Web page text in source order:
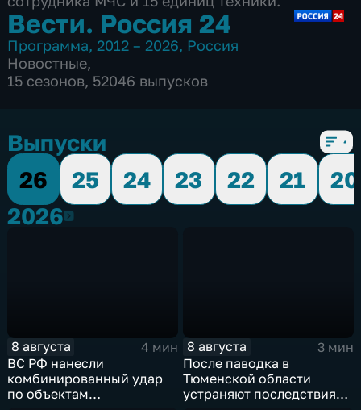
Вести. Россия 24
Программа, 2012 – 2026, Россия
Новостные,
15 сезонов, 52046 выпусков
Выпуски
26
25 24 23 22 21
20
20262026
8 августа
4 мин
ВС РФ нанесли
комбинированный удар
по объектам
8 августа
3 мин
После паводка в
Тюменской области
устраняют последствия